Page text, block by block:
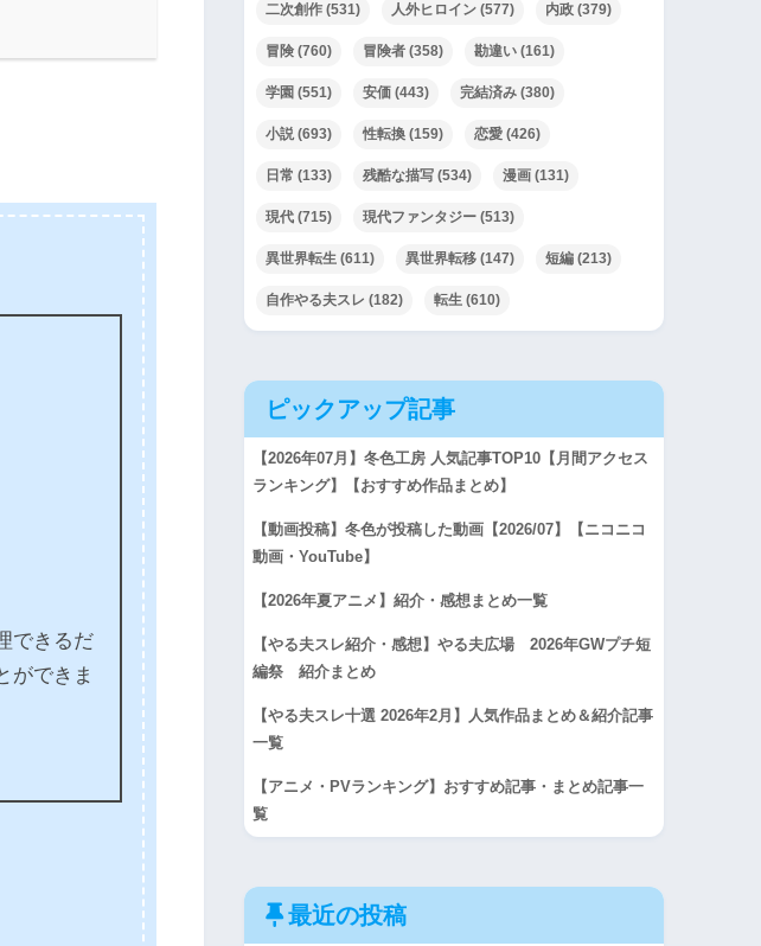
できるだ
ができま
二次創作 (531) 人外ヒロイン (577) 内政 (379)
冒険 (760) 冒険者 (358) 勘違い (161)
学園 (551) 安価 (443) 完結済み (380)
小説(693) 性転換 (159) 恋愛 (426)
日常 (133) 残酷な描写 (534) 漫画 (131)
現代 (715) 現代ファンタジー (513)
異世界転生 (611) 異世界転移 (147) 短編 (213)
自作やる夫スレ (182) 転生 (610)
ピックアップ記事
【2026年07月】冬色工房 人気記事TOP10【月間アクセス
ランキング】【おすすめ作品まとめ】
【動画投稿】冬色が投稿した動画【2026/07】【ニコニコ
動画・YouTube】
【2026年夏アニメ】紹介・感想まとめ一覧
【やる夫スレ紹介・感想】やる夫広場 2026年GWプチ短
編祭 紹介まとめ
【やる夫スレ十選 2026年2月】人気作品まとめ＆紹介記事
一覧
【アニメ・PVランキング】おすすめ記事・まとめ記事一
覧
最近の投稿